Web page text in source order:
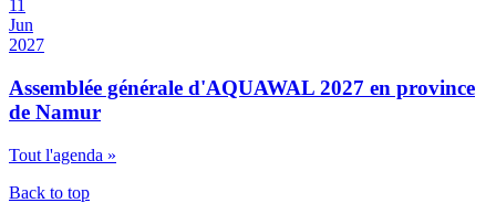
11
Jun
2027
Assemblée générale d'AQUAWAL 2027 en province
de Namur
Tout l'agenda »
Back to top